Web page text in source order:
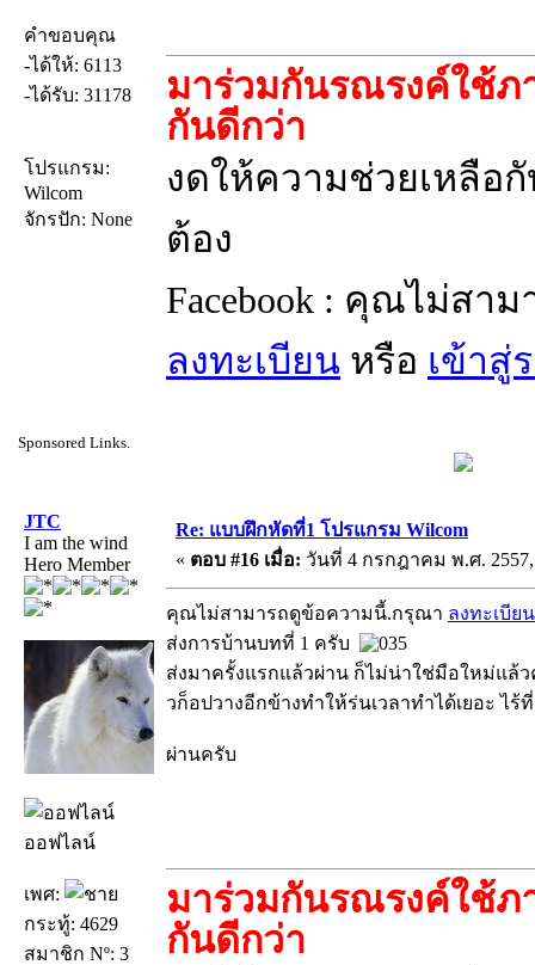
คำขอบคุณ
-ได้ให้: 6113
-ได้รับ: 31178
โปรแกรม:
Wilcom
จักรปัก: None
มาร่วมกันรณรงค์ใช้ภ
กันดีกว่า
งดให้ความช่วยเหลือ
ต้อง
Facebook : คุณไม่สา
ลงทะเบียน หรือ เข้าสู่
Sponsored Links.
JTC
I am the wind
Hero Member
ออฟไลน์
เพศ:
กระทู้: 4629
สมาชิก Nº: 3
Re: แบบฝึกหัดที่1 โปรแกรม Wilcom
« ตอบ #16 เมื่อ: วันที่ 4 กรกฎาคม พ.ศ. 2557,
คุณไม่สามารถดูข้อความนี้.กรุณา ลงทะเบียน
ส่งการบ้านบทที่ 1 ครับ
ส่งมาครั้งแรกแล้วผ่าน ก็ไม่น่าใช่มือใหม่แล้
วก็อปวางอีกข้างทำให้ร่นเวลาทำได้เยอะ ไร้
ผ่านครับ
มาร่วมกันรณรงค์ใช้ภ
กันดีกว่า